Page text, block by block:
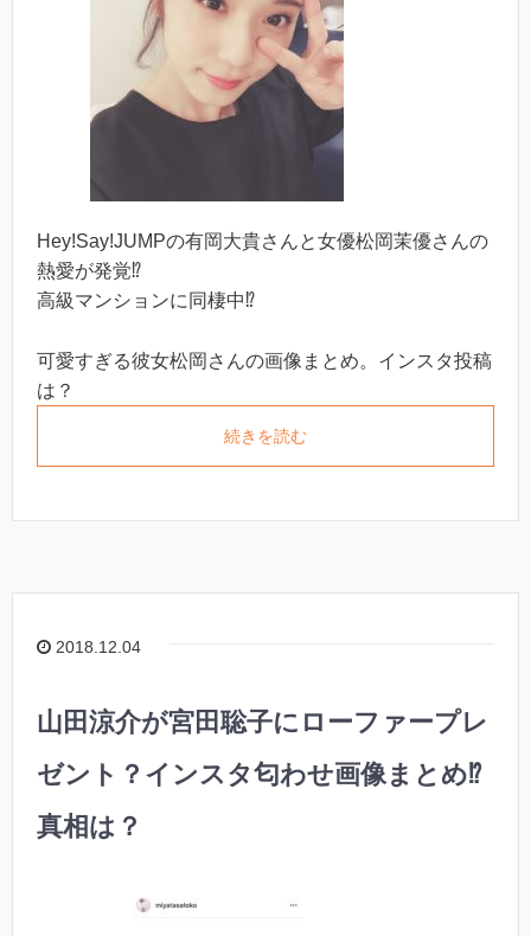
Hey!Say!JUMPの有岡大貴さんと女優松岡茉優さんの
熱愛が発覚⁉︎
高級マンションに同棲中⁉︎
可愛すぎる彼女松岡さんの画像まとめ。インスタ投稿
は？
続きを読む
2018.12.04
山田涼介が宮田聡子にローファープレ
ゼント？インスタ匂わせ画像まとめ⁉︎
真相は？